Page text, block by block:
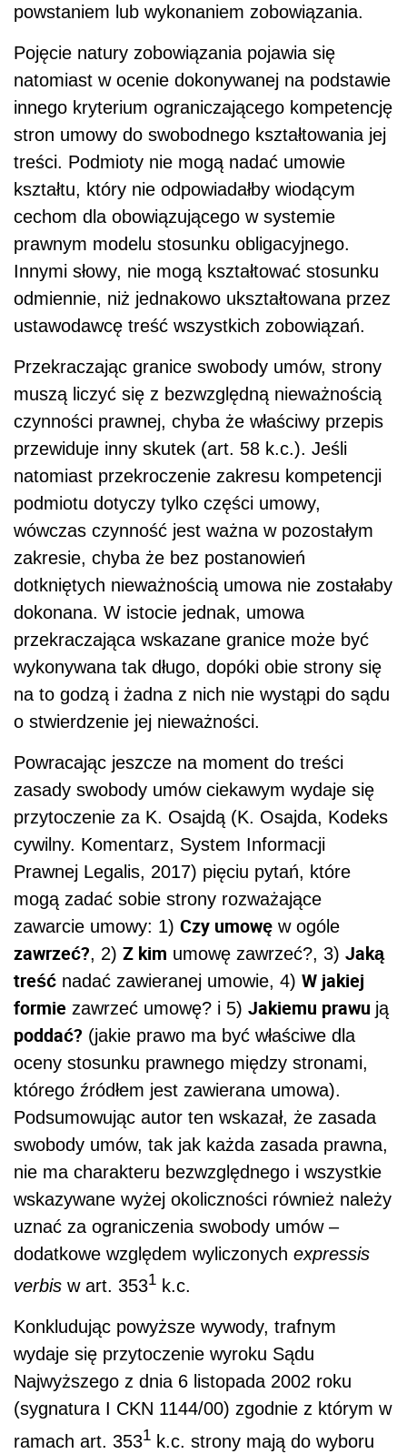
powstaniem lub wykonaniem zobowiązania.
Pojęcie natury zobowiązania pojawia się
natomiast w ocenie dokonywanej na podstawie
innego kryterium ograniczającego kompetencję
stron umowy do swobodnego kształtowania jej
treści. Podmioty nie mogą nadać umowie
kształtu, który nie odpowiadałby wiodącym
cechom dla obowiązującego w systemie
prawnym modelu stosunku obligacyjnego.
Innymi słowy, nie mogą kształtować stosunku
odmiennie, niż jednakowo ukształtowana przez
ustawodawcę treść wszystkich zobowiązań.
Przekraczając granice swobody umów, strony
muszą liczyć się z bezwzględną nieważnością
czynności prawnej, chyba że właściwy przepis
przewiduje inny skutek (art. 58 k.c.). Jeśli
natomiast przekroczenie zakresu kompetencji
podmiotu dotyczy tylko części umowy,
wówczas czynność jest ważna w pozostałym
zakresie, chyba że bez postanowień
dotkniętych nieważnością umowa nie zostałaby
dokonana. W istocie jednak, umowa
przekraczająca wskazane granice może być
wykonywana tak długo, dopóki obie strony się
na to godzą i żadna z nich nie wystąpi do sądu
o stwierdzenie jej nieważności.
Powracając jeszcze na moment do treści
zasady swobody umów ciekawym wydaje się
przytoczenie za K. Osajdą (K. Osajda, Kodeks
cywilny. Komentarz, System Informacji
Prawnej Legalis, 2017) pięciu pytań, które
mogą zadać sobie strony rozważające
zawarcie umowy: 1) Czy umowę w ogóle
zawrzeć?, 2) Z kim umowę zawrzeć?, 3) Jaką
treść nadać zawieranej umowie, 4) W jakiej
formie zawrzeć umowę? i 5) Jakiemu prawu ją
poddać? (jakie prawo ma być właściwe dla
oceny stosunku prawnego między stronami,
którego źródłem jest zawierana umowa).
Podsumowując autor ten wskazał, że zasada
swobody umów, tak jak każda zasada prawna,
nie ma charakteru bezwzględnego i wszystkie
wskazywane wyżej okoliczności również należy
uznać za ograniczenia swobody umów –
dodatkowe względem wyliczonych expressis
verbis w art. 3531 k.c.
Konkludując powyższe wywody, trafnym
wydaje się przytoczenie wyroku Sądu
Najwyższego z dnia 6 listopada 2002 roku
(sygnatura I CKN 1144/00) zgodnie z którym w
ramach art. 3531 k.c. strony mają do wyboru